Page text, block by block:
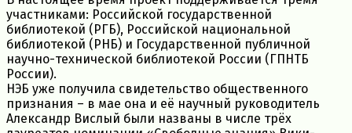
участниками: Российской государственной
библиотекой (РГБ), Российской национальной
библиотекой (РНБ) и Государственной публичной
научно-технической библиотекой России (ГПНТБ
России).
НЭБ уже получила свидетельство общественного
признания – в мае она и её научный руководитель
Александр Вислый были названы в числе трёх